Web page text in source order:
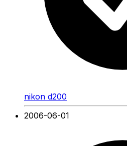
nikon d200
2006-06-01